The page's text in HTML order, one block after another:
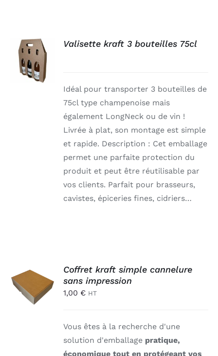
DÉTAILS
Valisette kraft 3 bouteilles 75cl
Idéal pour transporter 3 bouteilles de
75cl type champenoise mais
également LongNeck ou de vin !
Livrée à plat, son montage est simple
et rapide. Description : Cet emballage
permet une parfaite protection du
produit et peut être réutilisable par
vos clients. Parfait pour brasseurs,
cavistes, épiceries fines, cidriers…
PANIER
/
Coffret kraft simple cannelure
sans impression
1,00 € HT
Vous êtes à la recherche d'une
solution d'emballage pratique,
économique tout en protégeant vos